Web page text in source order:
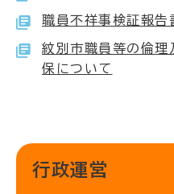
職員不祥事検証報告
紋別市職員等の倫理
保について
行政運営